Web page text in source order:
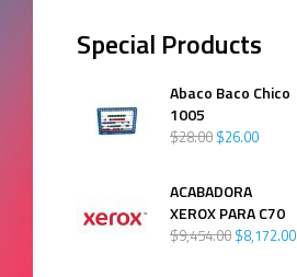
Special Products
Abaco Baco Chico
1005
$28.00 $26.00
ACABADORA
XEROX PARA C70
$9,454.00 $8,172.00